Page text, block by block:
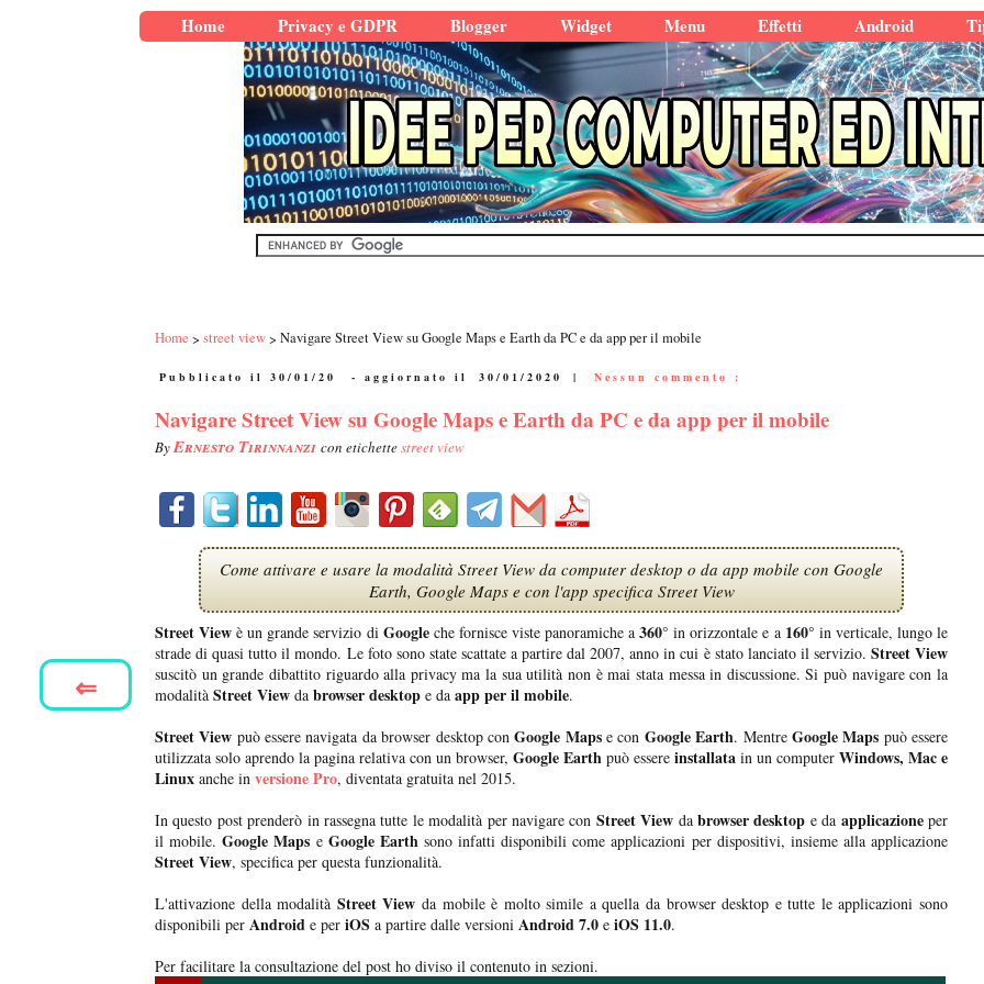
Home Privacy e GDPR Blogger Widget Menu Effetti Android
Home street view Navigare Street View su Google Maps e Earth da PC e da app per il mobile
Pubblicato il 30/01/20 - aggiornato il 30/01/2020 | Nessun commento :
Navigare Street View su Google Maps e Earth da PC e da app per il mobile
ByErnesto Tirinnanzi con etichettestreet view
Come attivare e usare la modalità Street View da computer desktop o da app mobile con Google
Earth, Google Maps e con l'app specifica Street View
Street View è un grande servizio di Googleche fornisce viste panoramiche a360° in orizzontale e a160° in verticale, lungo le
strade di quasi tutto il mondo. Le foto sono state scattate a partire dal 2007, anno in cui è stato lanciato il servizio. Street View
suscitò un grande dibattito riguardo alla privacy ma la sua utilità non è mai stata messa in discussione. Si può navigare con la
modalità Street View da browser desktop e da app per il mobile.
Street View può essere navigata da browser desktop conGoogle Mapse con Google Earth. Mentre Google Maps può essere
utilizzata solo aprendo la pagina relativa con un browser, Google Earth può essere installata in un computer Windows, Mac e
Linux anche in versione Pro, diventata gratuita nel 2015.
In questo post prenderò in rassegna tutte le modalità per navigare con Street View dabrowser desktop e da applicazioneper
il mobile.Google Maps e Google Earthsono infatti disponibili come applicazioni per dispositivi, insieme alla applicazione
Street View, specifica per questa funzionalità.
L'attivazione della modalità Street View da mobile è molto simile a quella da browser desktop e tutte le applicazioni sono
disponibili per Android e per iOS a partire dalle versioni Android 7.0 e iOS 11.0.
Per facilitare la consultazione del post ho diviso il contenuto in sezioni.
⇐